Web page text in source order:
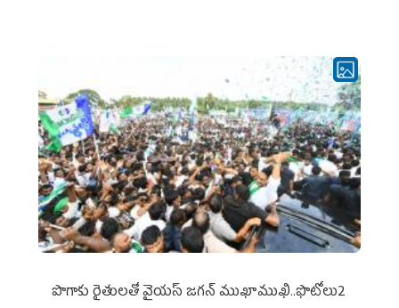
పొగాకు రైతుల‌తో వైయ‌స్ జ‌గ‌న్ ముఖాముఖి..ఫొటోలు2